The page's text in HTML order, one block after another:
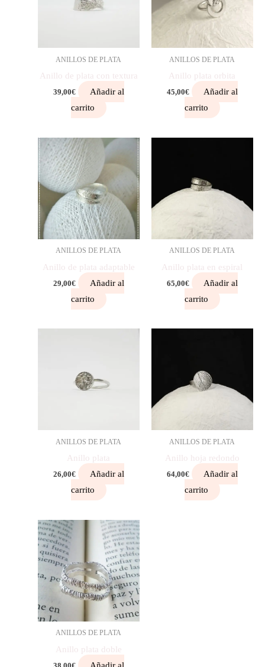
ANILLOS DE PLATA
Anillo de plata con textura
39,00€
Añadir al
carrito
ANILLOS DE PLATA
Anillo plata orbita
45,00€
Añadir al
carrito
ANILLOS DE PLATA
Anillo de plata adaptable
29,00€
Añadir al
carrito
ANILLOS DE PLATA
Anillo plata en espiral
65,00€
Añadir al
carrito
ANILLOS DE PLATA
Anillo plata
26,00€
Añadir al
carrito
ANILLOS DE PLATA
Anillo hoja redondo
64,00€
Añadir al
carrito
ANILLOS DE PLATA
Anillo plata doble
38,00€ Añadir al